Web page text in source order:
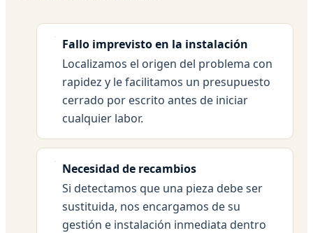
Fallo imprevisto en la instalación
Localizamos el origen del problema con
rapidez y le facilitamos un presupuesto
cerrado por escrito antes de iniciar
cualquier labor.
Necesidad de recambios
Si detectamos que una pieza debe ser
sustituida, nos encargamos de su
gestión e instalación inmediata dentro